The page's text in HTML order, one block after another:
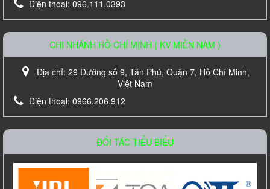
Loa âm trần TOA PC-648R
Liên hệ
Điện thoại: 096.111.0393
CHI NHÁNH HỒ CHÍ MỊNH ( KV MIỀN NAM )
Địa chỉ: 29 Đường số 9, Tân Phú, Quận 7, Hồ Chí Minh,
Việt Nam
Điện thoại: 0966.206.912
ĐỐI TÁC TIỂU BIỂU